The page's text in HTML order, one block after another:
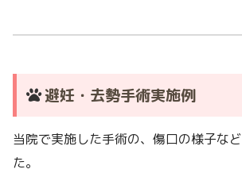
避妊・去勢手術実施例
当院で実施した手術の、傷口の様子な
た。